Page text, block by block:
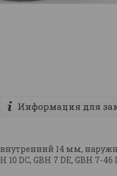
Информация для
14 мм,
10 DC, GBH 7 DE, GBH 7-